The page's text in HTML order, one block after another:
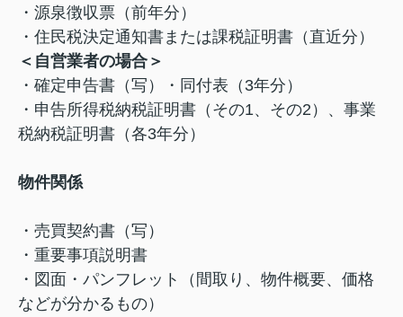
・源泉徴収票（前年分）
・住民税決定通知書または課税証明書（直近分）
＜自営業者の場合＞
・確定申告書（写）・同付表（3年分）
・申告所得税納税証明書（その1、その2）、事業
税納税証明書（各3年分）
物件関係
・売買契約書（写）
・重要事項説明書
・図面・パンフレット（間取り、物件概要、価格
などが分かるもの）